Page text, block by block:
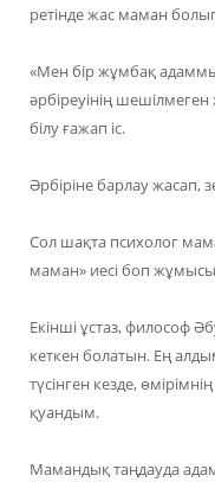
ретінде жас маман болып
«Мен бір жұмбақ
әрбіреуінің
білу ғажап іс.
Әрбіріне барлау жасап,
Сол шақта психолог
маман» иесі боп
Екінші ұстаз, философ
кеткен болатын. Ең
түсінген кезде,
қуандым.
Мамандық таңдауда